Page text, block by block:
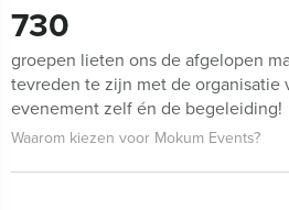
730
groepen lieten ons de afgelopen
tevreden te zijn met de organisatie
evenement zelf én de begeleiding!
Waarom kiezen voor Mokum Events?